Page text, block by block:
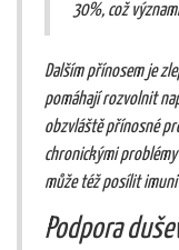
30%, což
Dalším přínosem je
pomáhají rozvolnit
obzvláště přínosné
chronickými
může též posílit
Podpora